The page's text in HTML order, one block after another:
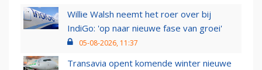
Willie Walsh neemt het roer over bij
IndiGo: 'op naar nieuwe fase van groei'
05-08-2026, 11:37
Transavia opent komende winter nieuwe